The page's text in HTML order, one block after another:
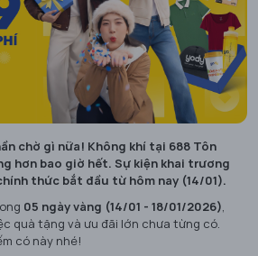
chờ gì nữa! Không khí tại 688 Tôn
hơn bao giờ hết. Sự kiện khai trương
thức bắt đầu từ hôm nay (14/01).
05 ngày vàng (14/01 - 18/01/2026)
quà tặng và ưu đãi lớn chưa từng có.
có này nhé!